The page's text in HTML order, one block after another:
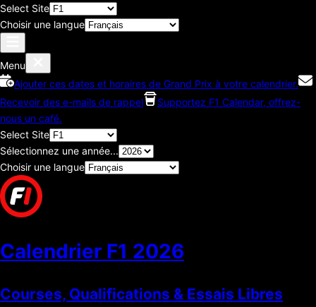
Select Site
Choisir une langue
Menu
Ajouter ces dates et horaires de Grand Prix à votre calendrier.
Recevoir des e-mails de rappel
Supportez F1 Calendar, offrez-
nous un café.
Select Site
Sélectionnez une année...
Choisir une langue
Calendrier F1 2026
Courses, Qualifications & Essais Libres